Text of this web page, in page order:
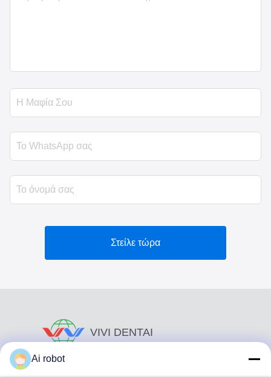
Στείλε τώρα
VIVI DENTAI
Ai robot